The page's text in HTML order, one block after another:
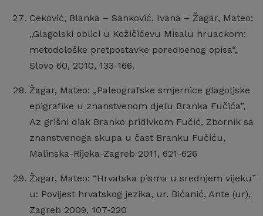
Ceković, Blanka – Sanković, Ivana – Žagar, Mateo:
„Glagolski oblici u Kožičićevu Misalu hruackom:
metodološke pretpostavke poredbenog opisa“,
Slovo 60, 2010, 133-166.
Žagar, Mateo: „Paleografske smjernice glagoljske
epigrafike u znanstvenom djelu Branka Fučića”,
Az grišni diak Branko pridivkom Fučić, Zbornik sa
znanstvenoga skupa u čast Branku Fučiću,
Malinska-Rijeka-Zagreb 2011, 621-626
Žagar, Mateo: “Hrvatska pisma u srednjem vijeku”
u: Povijest hrvatskog jezika, ur. Bićanić, Ante (ur),
Zagreb 2009, 107-220